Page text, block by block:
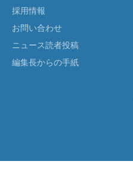
採用情報
お問い合わせ
ニュース読者投稿
編集長からの手紙